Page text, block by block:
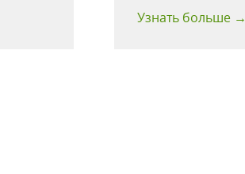
Узнать больше →